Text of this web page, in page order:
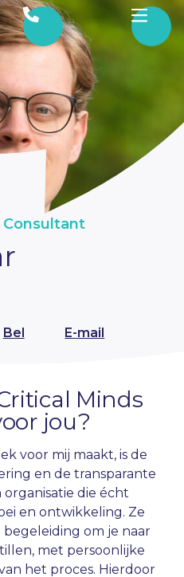
Bel E-mail
Minds
jou?
voor mij maakt, is de
en de transparante
die écht
en ontwikkeling. Ze
om je naar
met persoonlijke
het proces. Hierdoor